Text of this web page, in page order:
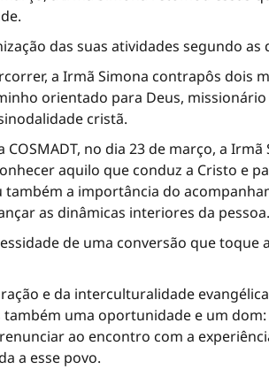
das suas atividades segundo as
a Irmã Simona contrapôs dois
orientado para Deus,
cristã.
no dia 23 de março, a
aquilo que conduz a Cristo e
a importância do
as dinâmicas interiores da pessoa.
de uma conversão que
e da interculturalidade
uma oportunidade e um
ao encontro com a
a esse povo.